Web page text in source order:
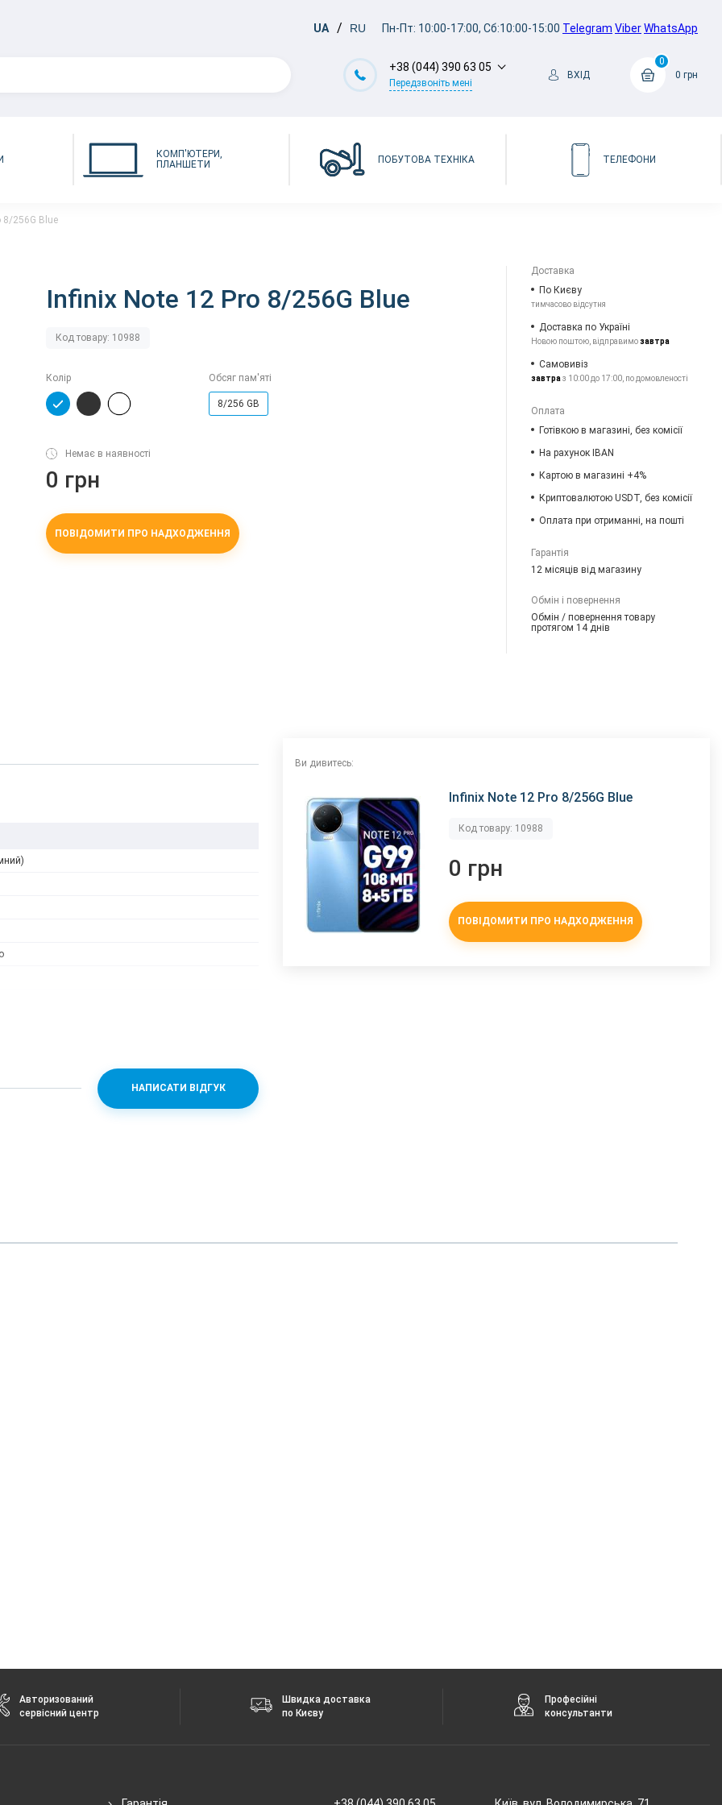
UA RU Пн-Пт: 10:00-17:00, Сб:10:00-15:00 Telegram ViberWhatsApp
+38 (044) 390 63 05
Передзвоніть мені
ВХІД
0
0 грн
КОМП'ЮТЕРИ,
ПЛАНШЕТИ
ПОБУТОВА ТЕХНІКА ТЕЛЕФОНИ
8/256G Blue
Infinix Note 12 Pro 8/256G Blue
Код товару: 10988
Колір Обсяг пам'яті
8/256 GB
Немає в наявності
0 грн
ПОВІДОМИТИ ПРО НАДХОДЖЕННЯ
Доставка
По Києву
тимчасово відсутня
Доставка по Україні
Новою поштою, відправимозавтра
Самовивіз
завтраз 10:00 до 17:00, по домовленості
Оплата
Готівкою в магазині, без комісії
На рахунок IBAN
Картою в магазині +4%
Криптовалютою USDT, без комісії
Оплата при отриманні, на пошті
Гарантія
12 місяців від магазину
Обмін і повернення
Обмін / повернення товару
протягом 14 днів
НАПИСАТИ ВІДГУК
Ви дивитесь:
Infinix Note 12 Pro 8/256G Blue
Код товару: 10988
0 грн
ПОВІДОМИТИ ПРО НАДХОДЖЕННЯ
Авторизований
сервісний центр
Швидка доставка
по Києву
Професійні
консультанти